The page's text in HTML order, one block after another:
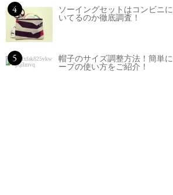
4
ソーイングセットはコンビニ
いてるのか徹底調査！
5
帽子のサイズ調整方法！簡単
ープの使い方をご紹介！